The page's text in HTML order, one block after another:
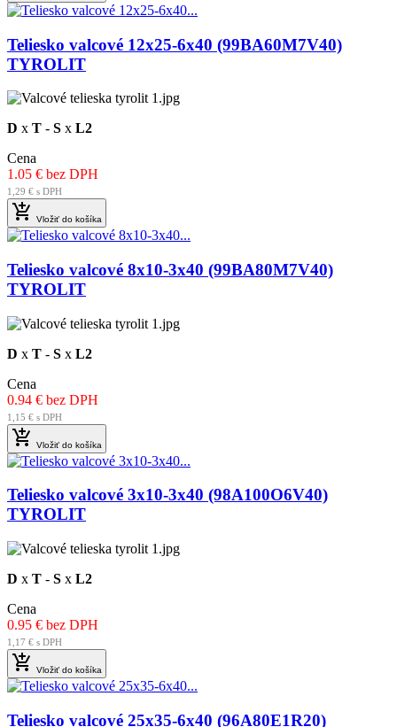
Teliesko valcové 12x25-6x40 (99BA60M7V40)
TYROLIT
D x T - S x L2
Cena
1.05 € bez DPH
1,29 € s DPH
 Vložiť do košíka
Teliesko valcové 8x10-3x40 (99BA80M7V40)
TYROLIT
D x T - S x L2
Cena
0.94 € bez DPH
1,15 € s DPH
 Vložiť do košíka
Teliesko valcové 3x10-3x40 (98A100O6V40)
TYROLIT
D x T - S x L2
Cena
0.95 € bez DPH
1,17 € s DPH
 Vložiť do košíka
Teliesko valcové 25x35-6x40 (96A80E1R20)